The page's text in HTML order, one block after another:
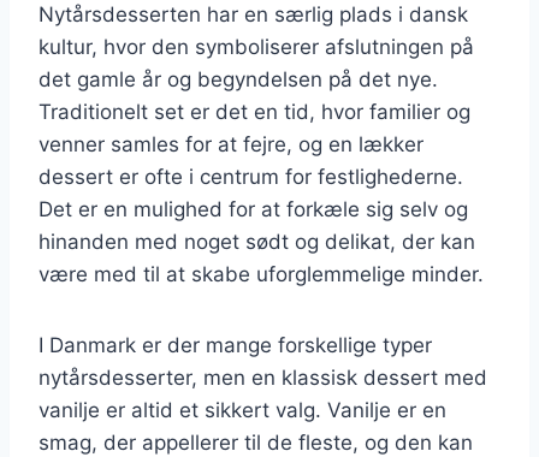
Nytårsdesserten har en særlig plads i dansk
kultur, hvor den symboliserer afslutningen på
det gamle år og begyndelsen på det nye.
Traditionelt set er det en tid, hvor familier og
venner samles for at fejre, og en lækker
dessert er ofte i centrum for festlighederne.
Det er en mulighed for at forkæle sig selv og
hinanden med noget sødt og delikat, der kan
være med til at skabe uforglemmelige minder.
I Danmark er der mange forskellige typer
nytårsdesserter, men en klassisk dessert med
vanilje er altid et sikkert valg. Vanilje er en
smag, der appellerer til de fleste, og den kan